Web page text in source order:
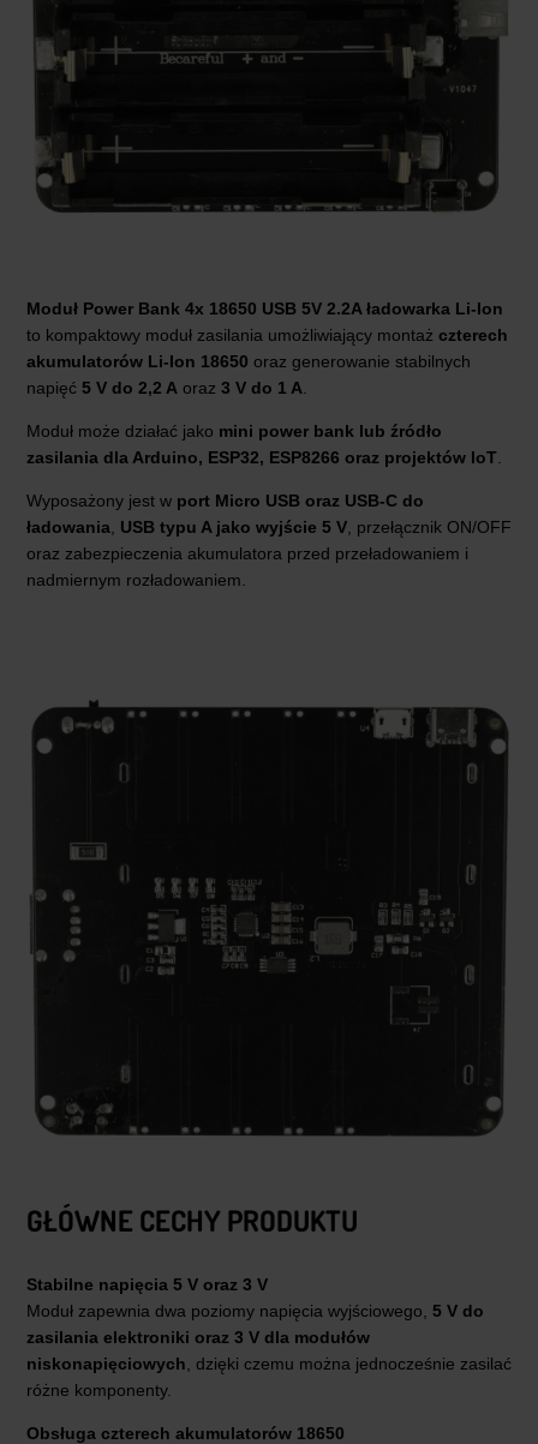
Moduł Power Bank 4x 18650 USB 5V 2.2A ładowarka Li-Ion
to kompaktowy moduł zasilania umożliwiający montaż czterech
akumulatorów Li-Ion 18650 oraz generowanie stabilnych
napięć 5 V do 2,2 A oraz 3 V do 1 A
Moduł może działać jako mini power bank lub źródło
zasilania dla Arduino, ESP32, ESP8266 oraz projektów IoT
Wyposażony jest w port Micro USB oraz USB-C do
ładowania
USB typu A jako wyjście 5 V , przełącznik ON/OFF
oraz zabezpieczenia akumulatora przed przeładowaniem i
nadmiernym rozładowaniem.
GŁÓWNE CECHY PRODUKTU
Stabilne napięcia 5 V oraz 3 V
Moduł zapewnia dwa poziomy napięcia wyjściowego, 5 V do
zasilania elektroniki oraz 3 V dla modułów
niskonapięciowych , dzięki czemu można jednocześnie zasilać
różne komponenty.
Obsługa czterech akumulatorów 18650